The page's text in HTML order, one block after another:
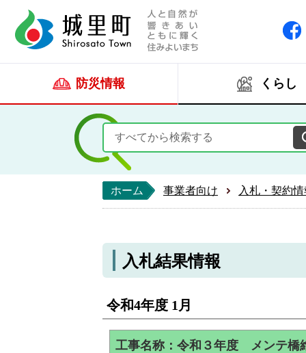
防災情報 くらし
ホーム 事業者向け 入札・契約
入札結果情報
令和4年度 1月
工事名称：令和３年度 メンテ